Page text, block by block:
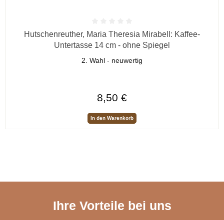
Durchschnittliche Bewertung von 0 von 5 Sternen
Hutschenreuther, Maria Theresia Mirabell: Kaffee-
Untertasse 14 cm - ohne Spiegel
2. Wahl - neuwertig
8,50 €
In den Warenkorb
Ihre Vorteile bei uns